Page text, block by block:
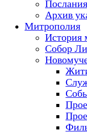
Архив
Митрополия
История
Собор